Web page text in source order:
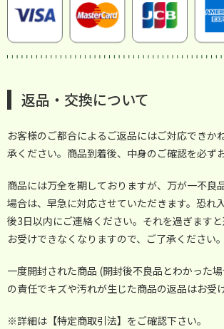
返品・交換について
お客様のご都合によるご返品にはご対応できか
承ください。商品到着後、中身のご確認を必ず
商品には万全を期しておりますが、万が一不良
場合は、早急に対応させていただきます。恐れ
後3日以内にご連絡ください。それを過ぎます
お受けできなくなりますので、ご了承ください。
一度開封された商品 (開封後不良品とわかった
の責任でキズや汚れが生じた商品の返品はお受
※詳細は【特定商取引法】をご確認下さい。